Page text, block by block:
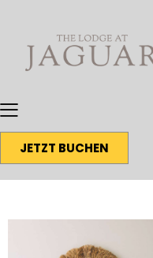
JETZT BUCHEN